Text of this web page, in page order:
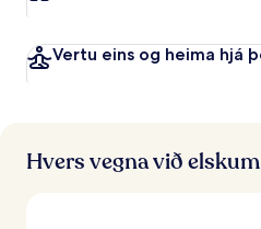
Vertu eins og heima hjá
Hvers vegna við